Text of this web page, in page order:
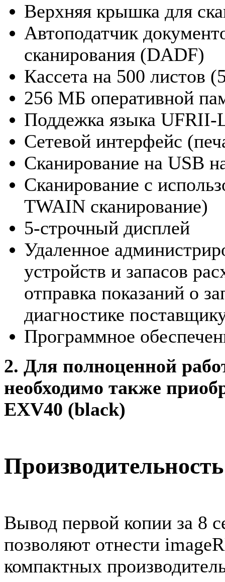
Верхняя крышка для
Автоподатчик
сканирования (DADF)
Кассета на 500 листов
256 МБ оперативной
Поддежка языка UFRII-
Сетевой интерфейс
Сканирование на USB
Сканирование с
TWAIN сканирование)
5-строчный дисплей
Удаленное
устройств и запасов
отправка показаний о
диагностике
Программное
2. Для полноценной
необходимо также
EXV40 (black)
Производительность
Вывод первой копии за 8
позволяют отнести
компактных